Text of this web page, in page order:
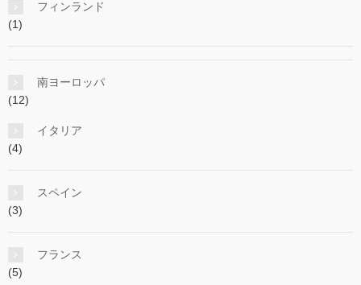
フィンランド
(1)
南ヨーロッパ
(12)
イタリア
(4)
スペイン
(3)
フランス
(5)